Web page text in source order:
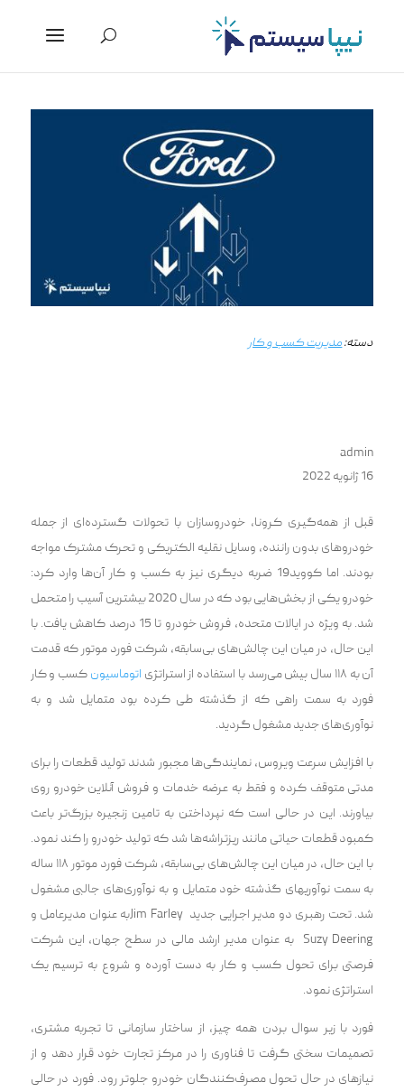
دسته:مدیریت کسب و کار
admin
16 ژانویه 2022
قبل از همه‌گیری کرونا، خودروسازان با تحولات گسترده‌ای از جمله
خودروهای بدون راننده، وسایل نقلیه الکتریکی و تحرک مشترک مواجه
بودند. اما کووید19 ضربه دیگری نیز به کسب و کار آن‌ها وارد کرد:
خودرو یکی از بخش‌هایی بود که در سال 2020 بیشترین آسیب را متحمل
شد. به ویژه در ایالات متحده، فروش خودرو تا 15 درصد کاهش یافت. با
این حال، در میان این چالش‌های بی‌سابقه، شرکت فورد موتور که قدمت
آن به ۱۱۸ سال پیش می‌رسد با استفاده از استراتژی
اتوماسیون کسب و کار
فورد به سمت راهی که از گذشته طی کرده بود متمایل شد و به
نوآوری‌های جدید مشغول گردید.
با افزایش سرعت ویروس، نمایندگی‌ها مجبور شدند تولید قطعات را برای
مدتی متوقف کرده و فقط به عرضه خدمات و فروش آنلاین خودرو روی
بیاورند. این در حالی است که نپرداختن به تامین زنجیره بزرگ‌تر باعث
کمبود قطعات حیاتی مانند ریزتراشه‌ها شد که تولید خودرو را کند نمود.
با این حال، در میان این چالش‌های بی‌سابقه، شرکت فورد موتور ۱۱۸ ساله
به سمت نوآوری‎های گذشته خود متمایل و به نوآوری‌های جالبی مشغول
شد. تحت رهبری دو مدیر اجرایی جدید Jim Farleyبه عنوان مدیرعامل و
Suzy Deering به عنوان مدیر ارشد مالی در سطح جهان، این شرکت
فرصتی برای تحول کسب و کار به دست آورد‌ه و شروع به ترسیم یک
استراتژی نمود.
فورد با زیر سوال بردن همه چیز، از ساختار سازمانی تا تجربه مشتری،
تصمیمات سختی گرفت تا فناوری را در مرکز تجارت خود قرار دهد و از
نیازهای در حال تحول مصرف‌کنندگان خودرو جلوتر رود. فورد در حالی